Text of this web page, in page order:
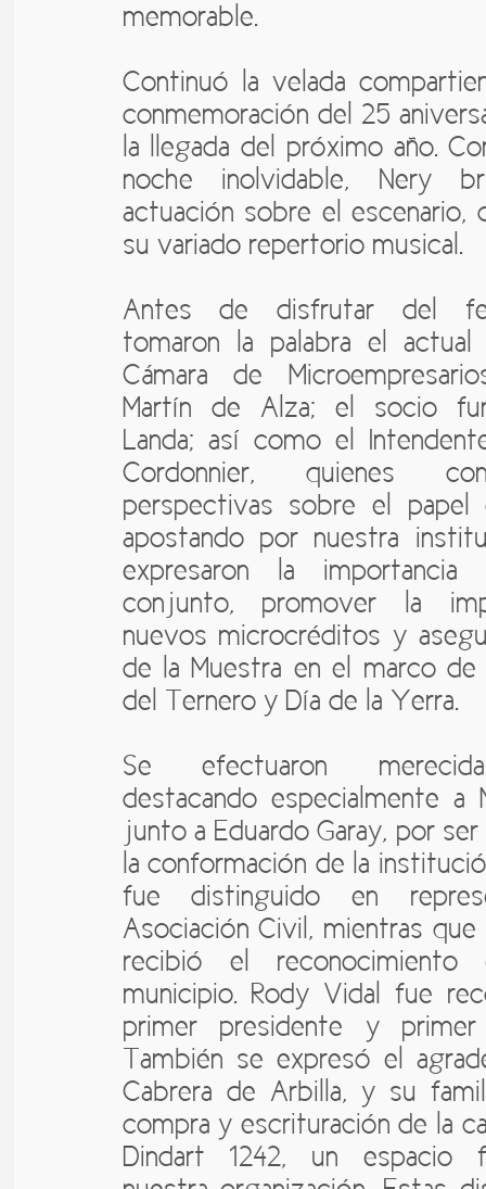
memorable.
Continuó la velada
conmemoración del 25
la llegada del próximo año.
noche inolvidable, Nery
actuación sobre el escenario,
su variado repertorio musical.
Antes de disfrutar del
tomaron la palabra el
Cámara de
Martín de Alza; el socio
Landa; así como el
Cordonnier, quienes
perspectivas sobre el papel
apostando por nuestra
expresaron la
conjunto, promover la
nuevos microcréditos y
de la Muestra en el marco de
del Ternero y Día de la Yerra.
Se efectuaron
destacando especialmente a
junto a Eduardo Garay, por
la conformación de la
fue distinguido en
Asociación Civil, mientras que
recibió el
municipio. Rody Vidal fue
primer presidente y primer
También se expresó el
Cabrera de Arbilla, y su
compra y escrituración de la
Dindart 1242, un espacio